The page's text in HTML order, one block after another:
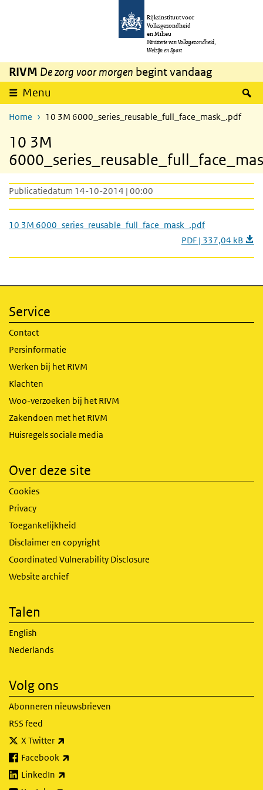
Overslaan en naar de inhoud gaan
Rijksinstituut voor
Volksgezondheid
en Milieu
Ministerie van Volksgezondheid,
Welzijn en Sport
RIVM De zorg voor morgen begint vandaag
Menu
Home 10 3M 6000_series_reusable_full_face_mask_.pdf
10 3M
Publicatiedatum 14-10-2014 | 00:00
10 3M 6000_series_reusable_full_face_mask_.pdf
PDF | 337,04 kB
Service
Contact
Persinformatie
Werken bij het RIVM
Klachten
Woo-verzoeken bij het RIVM
Zakendoen met het RIVM
Huisregels sociale media
Over deze site
Cookies
Privacy
Toegankelijkheid
Disclaimer en copyright
Coordinated Vulnerability Disclosure
Website archief
Talen
English
Nederlands
Volg ons
Abonneren nieuwsbrieven
RSS feed
X Twitter
Facebook
LinkedIn